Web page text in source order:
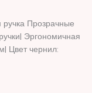
Прозрачные
Эргономичная
Цвет чернил: